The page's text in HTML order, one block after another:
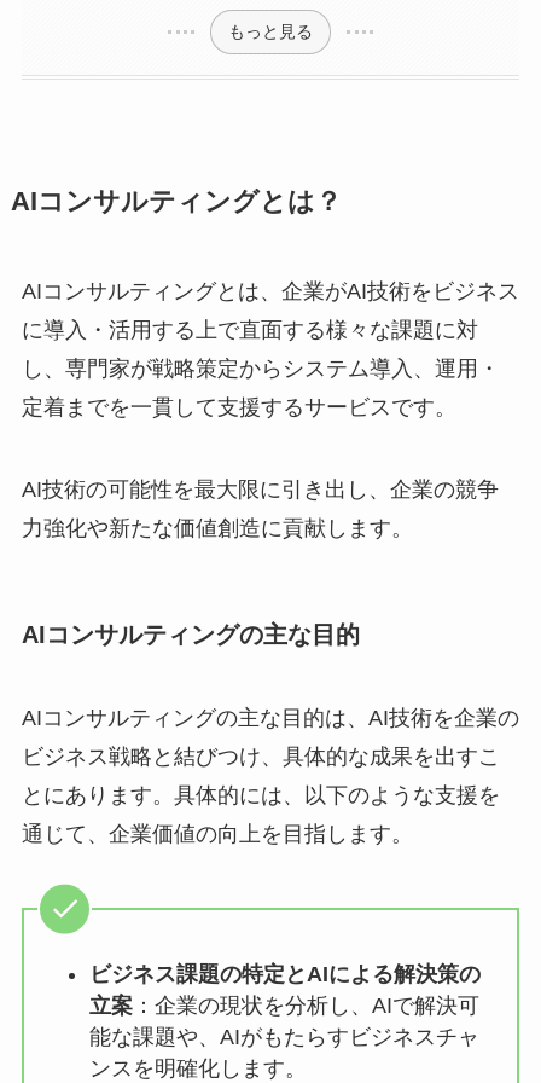
もっと見る
AIコンサルティングとは？
AIコンサルティングとは、企業がAI技術をビジネス
に導入・活用する上で直面する様々な課題に対
し、専門家が戦略策定からシステム導入、運用・
定着までを一貫して支援するサービスです。
AI技術の可能性を最大限に引き出し、企業の競争
力強化や新たな価値創造に貢献します。
AIコンサルティングの主な目的
AIコンサルティングの主な目的は、AI技術を企業の
ビジネス戦略と結びつけ、具体的な成果を出すこ
とにあります。具体的には、以下のような支援を
通じて、企業価値の向上を目指します。
ビジネス課題の特定とAIによる解決策の
立案：企業の現状を分析し、AIで解決可
能な課題や、AIがもたらすビジネスチャ
ンスを明確化します。